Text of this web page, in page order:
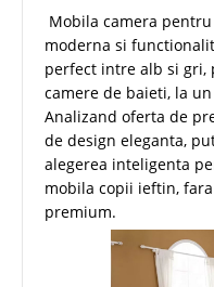
Mobila camera
moderna si
perfect intre alb si gri,
camere de baieti, la
Analizand oferta de
de design eleganta,
alegerea inteligenta
mobila copii ieftin,
premium.